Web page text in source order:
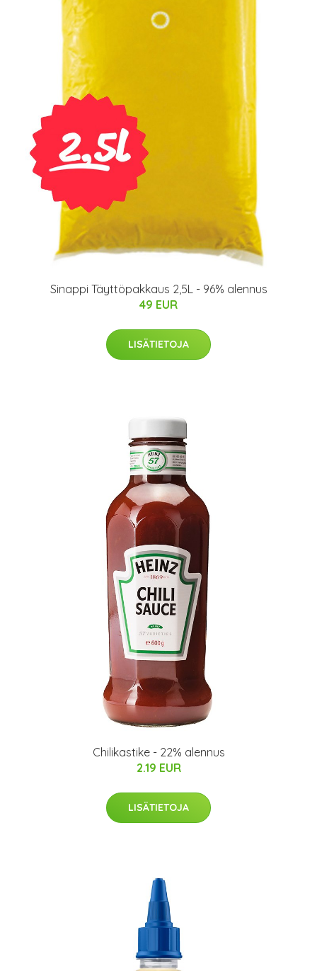
Sinappi Täyttöpakkaus 2,5L - 96% alennus
49 EUR
LISÄTIETOJA
Chilikastike - 22% alennus
2.19 EUR
LISÄTIETOJA